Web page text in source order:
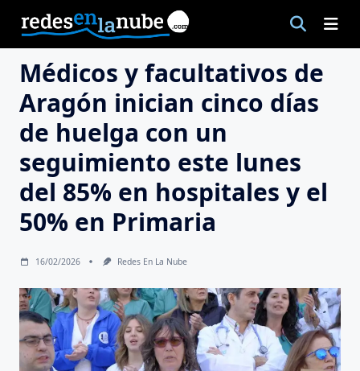
contenido
Médicos y facultativos de
Aragón inician cinco días
de huelga con un
seguimiento este lunes
del 85% en hospitales y el
50% en Primaria
16/02/2026 Redes En La Nube